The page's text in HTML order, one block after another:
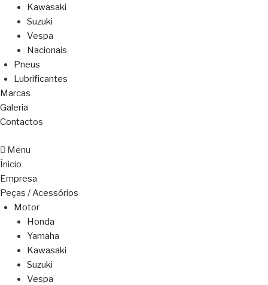
Kawasaki
Suzuki
Vespa
Nacionais
Pneus
Lubrificantes
Marcas
Galeria
Contactos
Menu
Ínicio
Empresa
Peças / Acessórios
Motor
Honda
Yamaha
Kawasaki
Suzuki
Vespa